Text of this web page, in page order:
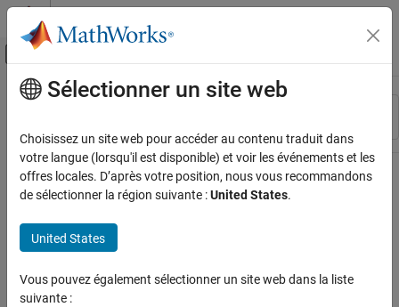
Passer au contenu
Activer/désactiver l'affichage du menu
Ressource
Contenu principal
Sélectionner un site web
Choisissez un site web pour accéder au contenu traduit dans
votre langue (lorsqu'il est disponible) et voir les événements et les
offres locales. D’après votre position, nous vous recommandons
de sélectionner la région suivante :United States.
United States
Vous pouvez également sélectionner un site web dans la liste
suivante :